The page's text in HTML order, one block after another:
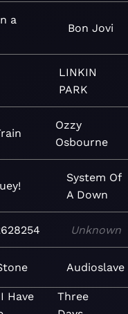
a
Bon Jovi
LINKIN
PARK
Ozzy
Osbourne
System Of
A Down
Unknown
Audioslave
Have
Three